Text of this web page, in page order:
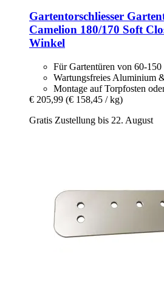
Gartentorschliesser
Camelion 180/170 Soft
Winkel
Für Gartentüren von 60-150
Wartungsfreies Aluminium
Montage auf Torpfosten
€ 205,99 (€ 158,45 / kg)
Gratis Zustellung bis 22. August